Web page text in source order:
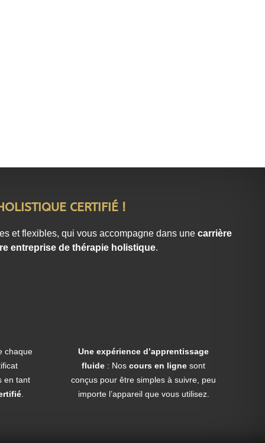
CERTIFIÉ !
et flexibles, qui vous accompagne dans une carrière
entreprise de thérapie holistique.
chaque
en tant
.
Une expérience d’apprentissage
fluide : Nos cours en ligne sont
conçus pour être simples à suivre, peu
importe l’appareil que vous utilisez.